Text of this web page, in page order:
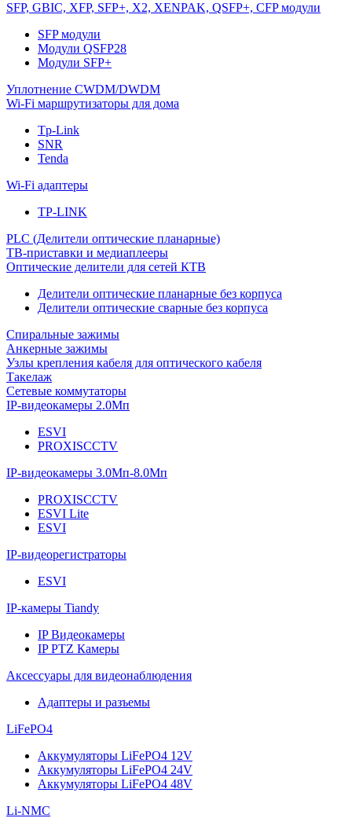
SFP, GBIC, XFP, SFP+, X2, XENPAK, QSFP+, CFP модули
SFP модули
Модули QSFP28
Модули SFP+
Уплотнение CWDM/DWDM
Wi-Fi маршрутизаторы для дома
Tp-Link
SNR
Tenda
Wi-Fi адаптеры
TP-LINK
PLC (Делители оптические планарные)
ТВ-приставки и медиаплееры
Оптические делители для сетей КТВ
Делители оптические планарные без корпуса
Делители оптические сварные без корпуса
Спиральные зажимы
Анкерные зажимы
Узлы крепления кабеля для оптического кабеля
Такелаж
Сетевые коммутаторы
IP-видеокамеры 2.0Мп
ESVI
PROXISCCTV
IP-видеокамеры 3.0Мп-8.0Мп
PROXISCCTV
ESVI Lite
ESVI
IP-видеорегистраторы
ESVI
IP-камеры Tiandy
IP Видеокамеры
IP PTZ Камеры
Аксессуары для видеонаблюдения
Адаптеры и разъемы
LiFePO4
Аккумуляторы LiFePO4 12V
Аккумуляторы LiFePO4 24V
Аккумуляторы LiFePO4 48V
Li-NMC